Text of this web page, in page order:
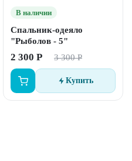
В наличии
Спальник-одеяло
"Рыболов - 5"
2 300 Р 3 300 Р
Купить